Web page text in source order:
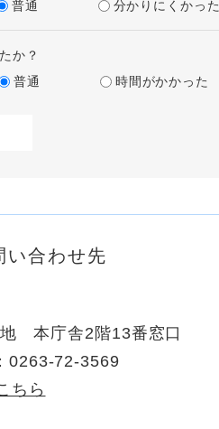
普通 分かりにくかった
か？
普通 時間がかかった
い合わせ先
本庁舎2階13番窓口
0263-72-3569
ちら